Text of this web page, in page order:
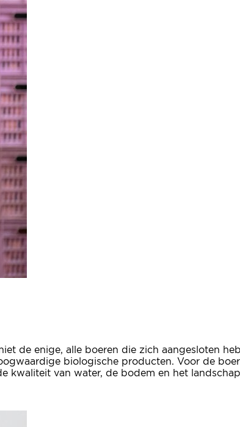
de enige, alle boeren die zich aangesloten
biologische producten. Voor de
kwaliteit van water, de bodem en het